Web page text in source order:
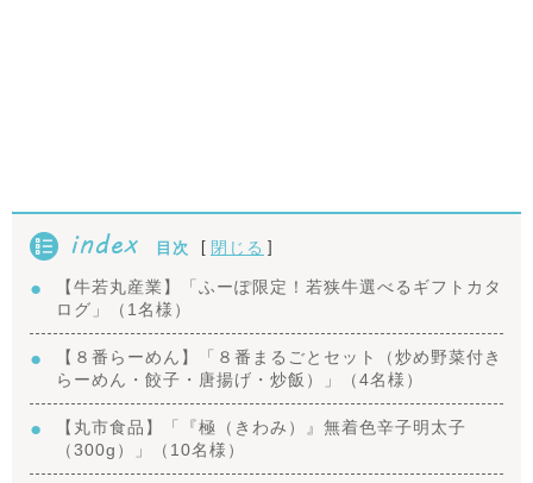
index 目次 [ 閉じる ]
【牛若丸産業】「ふーぽ限定！若狭牛選べるギフトカタ
ログ」（1名様）
【８番らーめん】「８番まるごとセット（炒め野菜付き
らーめん・餃子・唐揚げ・炒飯）」（4名様）
【丸市食品】「『極（きわみ）』無着色辛子明太子
（300g）」（10名様）